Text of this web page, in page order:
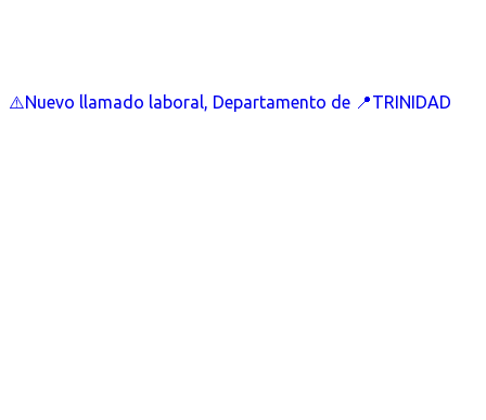
⚠️Nuevo llamado laboral, Departamento de 📍TRINIDAD